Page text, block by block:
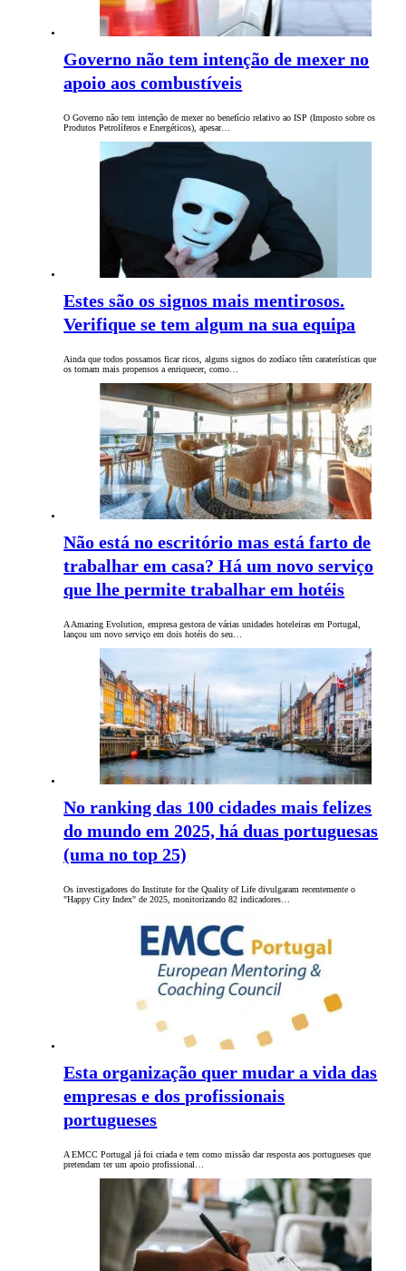
Governo não tem intenção de mexer no
apoio aos combustíveis
O Governo não tem intenção de mexer no benefício relativo ao ISP (Imposto sobre os
Produtos Petrolíferos e Energéticos), apesar…
Estes são os signos mais mentirosos.
Verifique se tem algum na sua equipa
Ainda que todos possamos ficar ricos, alguns signos do zodíaco têm caraterísticas que
os tornam mais propensos a enriquecer, como…
Não está no escritório mas está farto de
trabalhar em casa? Há um novo serviço
que lhe permite trabalhar em hotéis
A Amazing Evolution, empresa gestora de várias unidades hoteleiras em Portugal,
lançou um novo serviço em dois hotéis do seu…
No ranking das 100 cidades mais felizes
do mundo em 2025, há duas portuguesas
(uma no top 25)
Os investigadores do Institute for the Quality of Life divulgaram recentemente o
"Happy City Index" de 2025, monitorizando 82 indicadores…
Esta organização quer mudar a vida das
empresas e dos profissionais
portugueses
A EMCC Portugal já foi criada e tem como missão dar resposta aos portugueses que
pretendam ter um apoio profissional…